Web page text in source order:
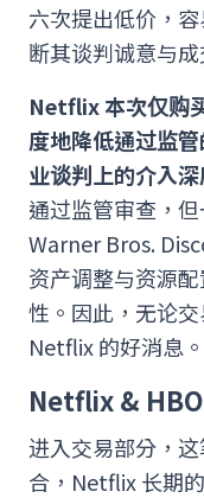
六次提出低价，
断其谈判诚意与
Netflix 本次仅购
度地降低通过监
业谈判上的介入深
通过监管审查，
Warner Bros.
资产调整与资源
性。因此，无论
Netflix 的好消息。
Netflix &
进入交易部分，
合，Netflix 长期